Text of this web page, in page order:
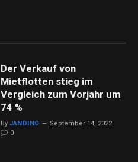
Der Verkauf von
Mietflotten stieg im
Vergleich zum Vorjahr um
74 %
By JANDINO
September 14, 2022
0